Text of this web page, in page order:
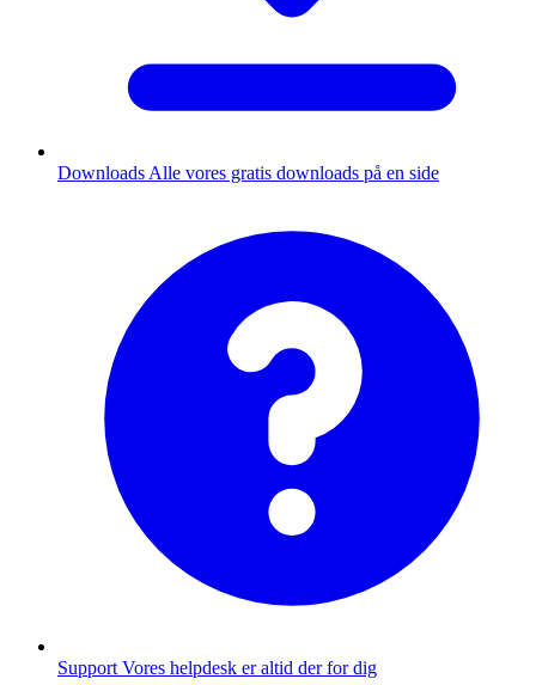
Downloads Alle vores gratis downloads på en side
Support Vores helpdesk er altid der for dig